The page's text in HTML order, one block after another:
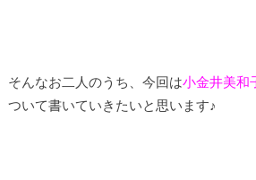
そんなお二人のうち、今回は小金井美和
ついて書いていきたいと思います♪